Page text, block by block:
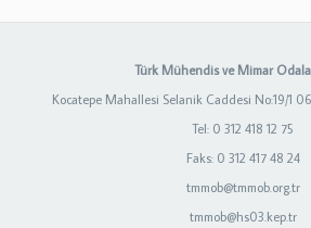
Türk Mühendis ve Mimar
Kocatepe Mahallesi Selanik Caddesi No:19/1
Tel: 0 312 418 12 75
Faks: 0 312 417 48 24
tmmob@tmmob.org.tr
tmmob@hs03.kep.tr